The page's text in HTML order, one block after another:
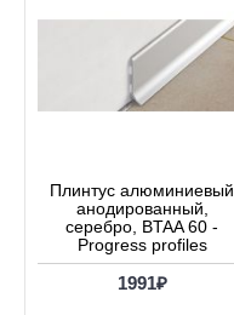
Плинтус алюминиевый
анодированный,
серебро, BTAA 60 -
Progress profiles
1991₽